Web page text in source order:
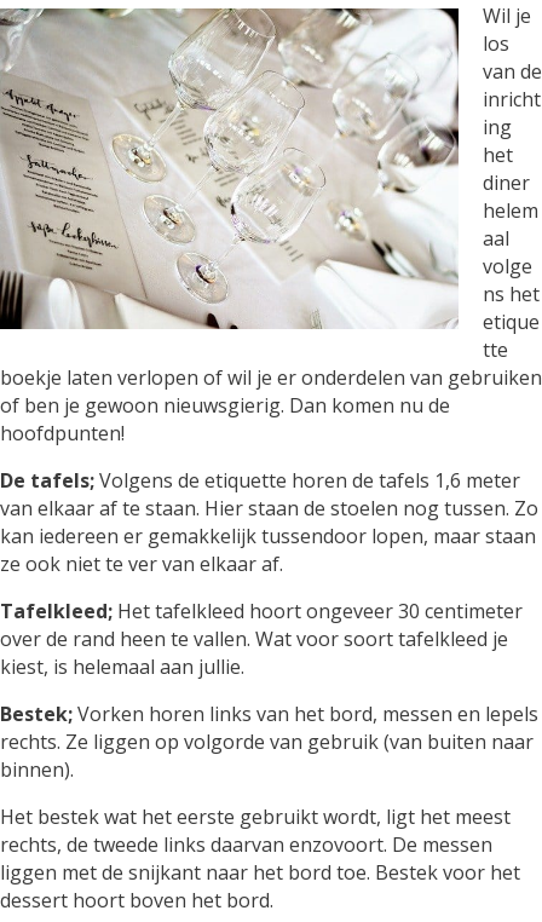
Wil je
los
van de
inricht
ing
het
diner
helem
aal
volge
ns het
etique
tte
boekje laten verlopen of wil je er onderdelen van gebruiken
of ben je gewoon nieuwsgierig. Dan komen nu de
hoofdpunten!
De tafels;Volgens de etiquette horen de tafels 1,6 meter
van elkaar af te staan. Hier staan de stoelen nog tussen. Zo
kan iedereen er gemakkelijk tussendoor lopen, maar staan
ze ook niet te ver van elkaar af.
Tafelkleed; Het tafelkleed hoort ongeveer 30 centimeter
over de rand heen te vallen. Wat voor soort tafelkleed je
kiest, is helemaal aan jullie.
Bestek;Vorken horen links van het bord, messen en lepels
rechts. Ze liggen op volgorde van gebruik (van buiten naar
binnen).
Het bestek wat het eerste gebruikt wordt, ligt het meest
rechts, de tweede links daarvan enzovoort. De messen
liggen met de snijkant naar het bord toe. Bestek voor het
dessert hoort boven het bord.